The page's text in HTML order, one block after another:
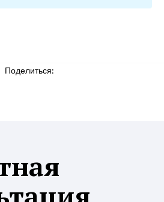
Поделиться: